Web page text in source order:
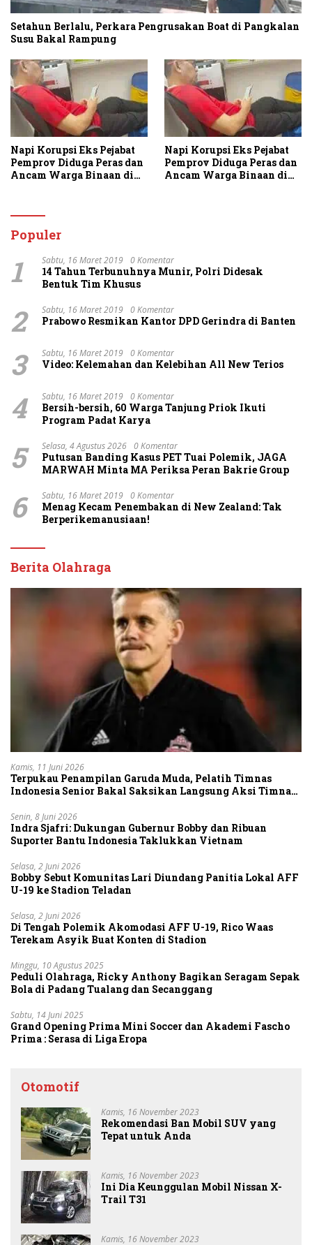
Setahun Berlalu, Perkara Pengrusakan Boat di Pangkalan
Susu Bakal Rampung
Napi Korupsi Eks Pejabat
Pemprov Diduga Peras dan
Ancam Warga Binaan di
Napi Korupsi Eks Pejabat
Pemprov Diduga Peras dan
Ancam Warga Binaan di
Populer
1 Sabtu, 16 Maret 2019 0 Komentar
14 Tahun Terbunuhnya Munir, Polri Didesak
Bentuk Tim Khusus
2 Sabtu, 16 Maret 2019 0 Komentar
Prabowo Resmikan Kantor DPD Gerindra di Banten
3 Sabtu, 16 Maret 2019 0 Komentar
Video: Kelemahan dan Kelebihan All New Terios
4 Sabtu, 16 Maret 2019 0 Komentar
Bersih-bersih, 60 Warga Tanjung Priok Ikuti
Program Padat Karya
5 Selasa, 4 Agustus 2026 0 Komentar
Putusan Banding Kasus PET Tuai Polemik, JAGA
MARWAH Minta MA Periksa Peran Bakrie Group
6 Sabtu, 16 Maret 2019 0 Komentar
Menag Kecam Penembakan di New Zealand: Tak
Berperikemanusiaan!
Berita Olahraga
Kamis, 11 Juni 2026
Terpukau Penampilan Garuda Muda, Pelatih Timnas
Indonesia Senior Bakal Saksikan Langsung Aksi Timnas
Senin, 8 Juni 2026
Indra Sjafri: Dukungan Gubernur Bobby dan Ribuan
Suporter Bantu Indonesia Taklukkan Vietnam
Selasa, 2 Juni 2026
Bobby Sebut Komunitas Lari Diundang Panitia Lokal AFF
U-19 ke Stadion Teladan
Selasa, 2 Juni 2026
Di Tengah Polemik Akomodasi AFF U-19, Rico Waas
Terekam Asyik Buat Konten di Stadion
Minggu, 10 Agustus 2025
Peduli Olahraga, Ricky Anthony Bagikan Seragam Sepak
Bola di Padang Tualang dan Secanggang
Sabtu, 14 Juni 2025
Grand Opening Prima Mini Soccer dan Akademi Fascho
Prima : Serasa di Liga Eropa
Otomotif
Kamis, 16 November 2023
Rekomendasi Ban Mobil SUV yang
Tepat untuk Anda
Kamis, 16 November 2023
Ini Dia Keunggulan Mobil Nissan X-
Trail T31
Kamis, 16 November 2023